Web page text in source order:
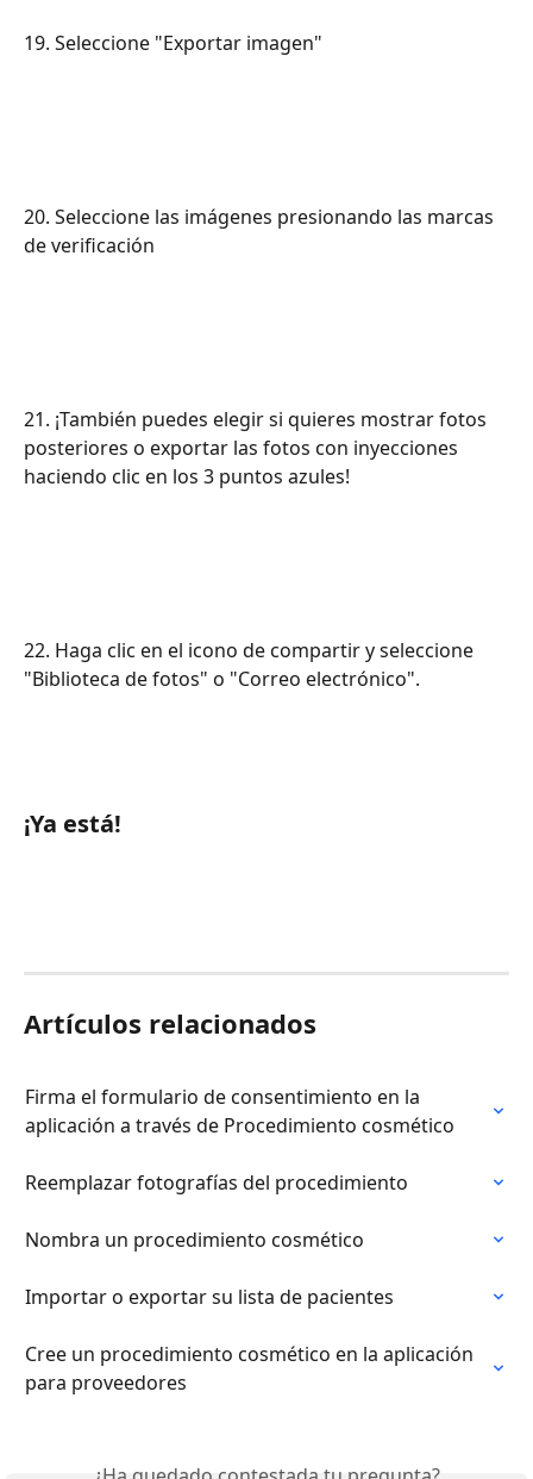
19. Seleccione "Exportar imagen"
20. Seleccione las imágenes presionando las marcas
de verificación
21. ¡También puedes elegir si quieres mostrar fotos
posteriores o exportar las fotos con inyecciones
haciendo clic en los 3 puntos azules!
22. Haga clic en el icono de compartir y seleccione
"Biblioteca de fotos" o "Correo electrónico".
¡Ya está!
Artículos relacionados
Firma el formulario de consentimiento en la
aplicación a través de Procedimiento cosmético
Reemplazar fotografías del procedimiento
Nombra un procedimiento cosmético
Importar o exportar su lista de pacientes
Cree un procedimiento cosmético en la aplicación
para proveedores